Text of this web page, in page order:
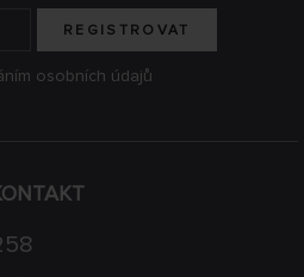
REGISTROVAT
osobních údajů